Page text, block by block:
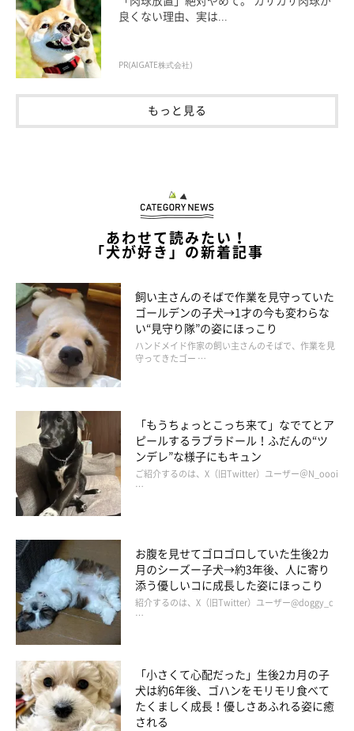
作者のブログとSNS
良くない理由、実は...
PR(AIGATE株式会社)
もっと見る
あわせて読みたい！
「犬が好き」の新着記事
飼い主さんのそばで作業を見守っていた
ゴールデンの子犬→1才の今も変わらな
い“見守り隊”の姿にほっこり
ハンドメイド作家の飼い主さんのそばで、作業を見
守ってきたゴー …
「もうちょっとこっち来て」なでてとア
ピールするラブラドール！ふだんの“ツ
ンデレ”な様子にもキュン
ご紹介するのは、X（旧Twitter）ユーザー＠N_oooi
…
お腹を見せてゴロゴロしていた生後2カ
月のシーズー子犬→約3年後、人に寄り
添う優しいコに成長した姿にほっこり
紹介するのは、X（旧Twitter）ユーザー@doggy_c
…
「小さくて心配だった」生後2カ月の子
犬は約6年後、ゴハンをモリモリ食べて
たくましく成長！優しさあふれる姿に癒
される